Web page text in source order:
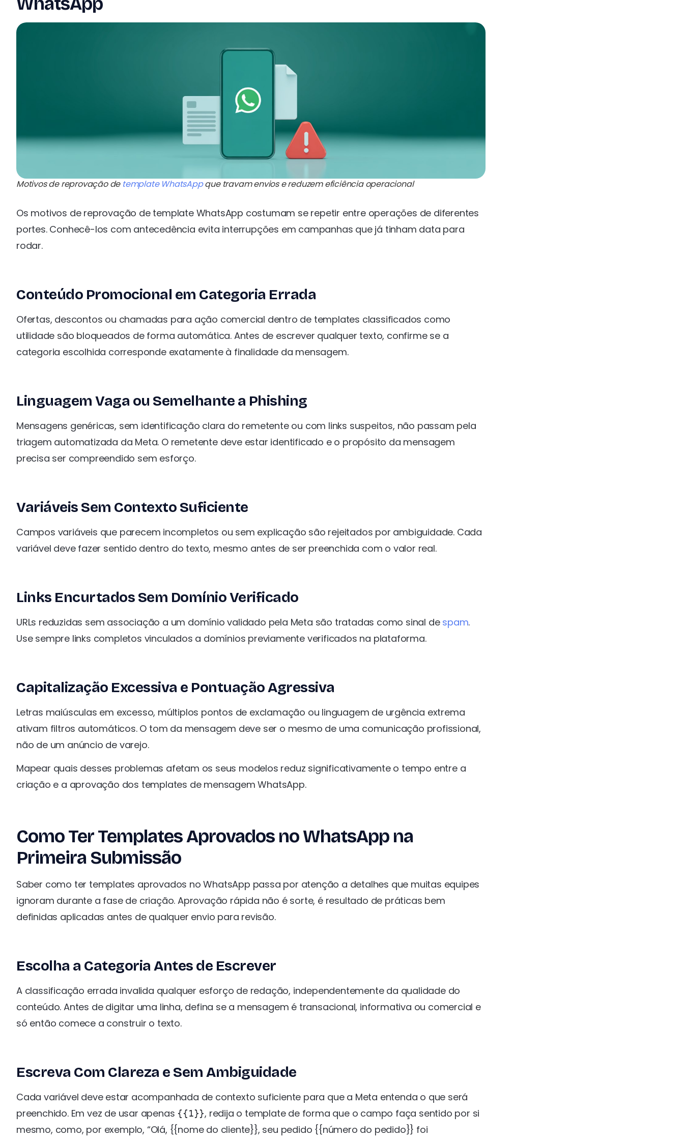
Motivos de reprovação de template WhatsAppque travam envios e reduzem eficiência operacional
Os motivos de reprovação de template WhatsApp costumam se repetir entre operações de diferentes
portes. Conhecê-los com antecedência evita interrupções em campanhas que já tinham data para
rodar.
Conteúdo Promocional em Categoria Errada
Ofertas, descontos ou chamadas para ação comercial dentro de templates classificados como
utilidade são bloqueados de forma automática. Antes de escrever qualquer texto, confirme se a
categoria escolhida corresponde exatamente à finalidade da mensagem.
Linguagem Vaga ou Semelhante a Phishing
Mensagens genéricas, sem identificação clara do remetente ou com links suspeitos, não passam pela
triagem automatizada da Meta. O remetente deve estar identificado e o propósito da mensagem
precisa ser compreendido sem esforço.
Variáveis Sem Contexto Suficiente
Campos variáveis que parecem incompletos ou sem explicação são rejeitados por ambiguidade. Cada
variável deve fazer sentido dentro do texto, mesmo antes de ser preenchida com o valor real.
Links Encurtados Sem Domínio Verificado
URLs reduzidas sem associação a um domínio validado pela Meta são tratadas como sinal de spam.
Use sempre links completos vinculados a domínios previamente verificados na plataforma.
Capitalização Excessiva e Pontuação Agressiva
Letras maiúsculas em excesso, múltiplos pontos de exclamação ou linguagem de urgência extrema
ativam filtros automáticos. O tom da mensagem deve ser o mesmo de uma comunicação profissional,
não de um anúncio de varejo.
Mapear quais desses problemas afetam os seus modelos reduz significativamente o tempo entre a
criação e a aprovação dos templates de mensagem WhatsApp.
Como Ter Templates Aprovados no WhatsApp na
Primeira Submissão
Saber como ter templates aprovados no WhatsApp passa por atenção a detalhes que muitas equipes
ignoram durante a fase de criação. Aprovação rápida não é sorte, é resultado de práticas bem
definidas aplicadas antes de qualquer envio para revisão.
Escolha a Categoria Antes de Escrever
A classificação errada invalida qualquer esforço de redação, independentemente da qualidade do
conteúdo. Antes de digitar uma linha, defina se a mensagem é transacional, informativa ou comercial e
só então comece a construir o texto.
Escreva Com Clareza e Sem Ambiguidade
Cada variável deve estar acompanhada de contexto suficiente para que a Meta entenda o que será
preenchido. Em vez de usar apenas {{1}}, redija o template de forma que o campo faça sentido por si
mesmo, como, por exemplo, “Olá, {{nome do cliente}}, seu pedido {{número do pedido}} foi